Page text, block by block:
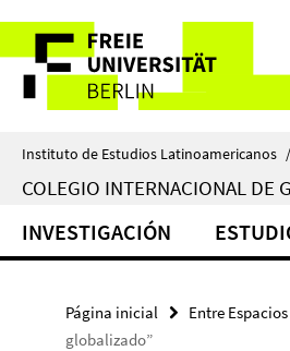
direkt
Inhalt
Herramientas
de
navegación
Instituto de Estudios Latinoamericanos /
COLEGIO INTERNACIONAL DE
INVESTIGACIÓN
Página inicial Entre Espacios
globalizado”